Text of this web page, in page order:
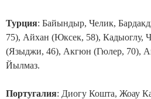
Турция: Байындыр, Челик,
75), Айхан (Юксек, 58), Кадыоглу,
(Языджи, 46), Акгюн (Гюлер, 70),
Йылмаз.
Португалия: Диогу Кошта, Жоау